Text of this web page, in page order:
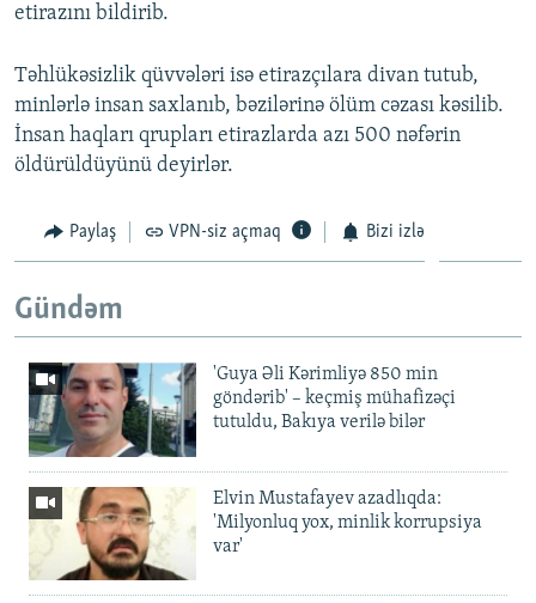
etirazını bildirib.
Təhlükəsizlik qüvvələri isə etirazçılara divan tutub,
minlərlə insan saxlanıb, bəzilərinə ölüm cəzası kəsilib.
İnsan haqları qrupları etirazlarda azı 500 nəfərin
öldürüldüyünü deyirlər.
Paylaş VPN-siz açmaq Bizi izlə
Gündəm
'Guya Əli Kərimliyə 850 min
göndərib' – keçmiş mühafizəçi
tutuldu, Bakıya verilə bilər
Elvin Mustafayev azadlıqda:
'Milyonluq yox, minlik korrupsiya
var'